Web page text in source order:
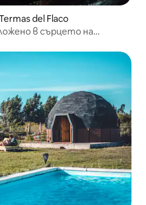
del Flaco
в сърцето на